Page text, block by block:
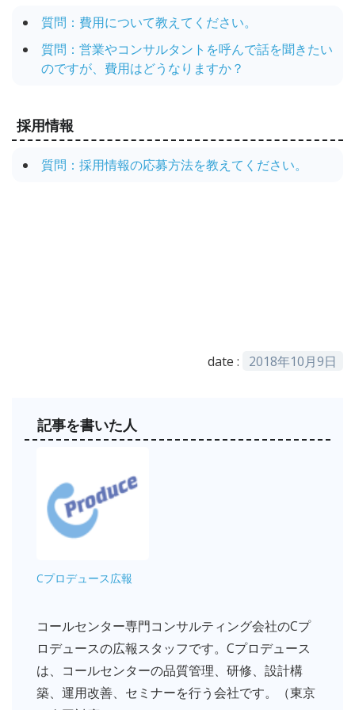
質問：費用について教えてください。
質問：営業やコンサルタントを呼んで話を聞きたい
のですが、費用はどうなりますか？
採用情報
質問：採用情報の応募方法を教えてください。
date : 2018年10月9日
記事を書いた人
Cプロデュース広報
コールセンター専門コンサルティング会社のCプ
ロデュースの広報スタッフです。Cプロデュース
は、コールセンターの品質管理、研修、設計構
築、運用改善、セミナーを行う会社です。（東京